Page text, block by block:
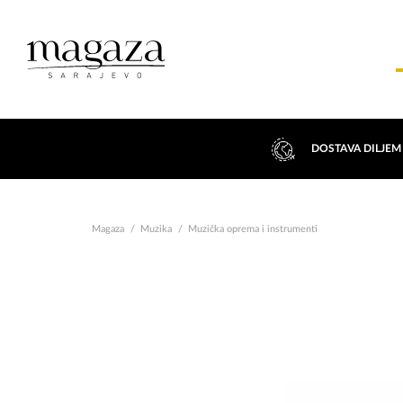
DOSTAVA
Magaza Muzika Muzička oprema i instrumenti